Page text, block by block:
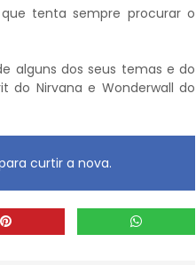
tenta sempre procurar o
alguns dos seus temas e do
do Nirvana e Wonderwall do
curtir a nova.